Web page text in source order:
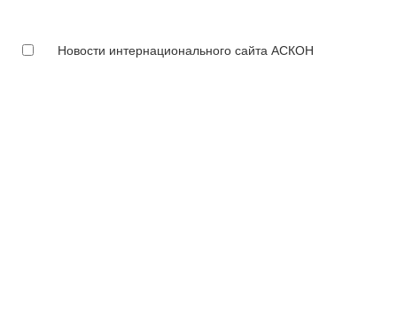
Новости интернационального сайта АСКОН